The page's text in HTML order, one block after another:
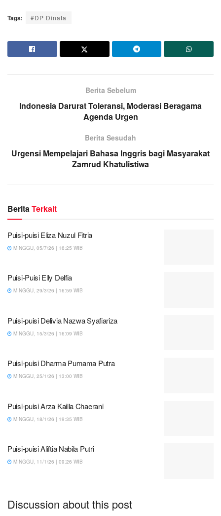
Tags: #DP Dinata
Berita Sebelum
Indonesia Darurat Toleransi, Moderasi Beragama
Agenda Urgen
Berita Sesudah
Urgensi Mempelajari Bahasa Inggris bagi Masyarakat
Zamrud Khatulistiwa
Berita Terkait
Puisi-puisi Eliza Nuzul Fitria
MINGGU, 05/7/26 | 16:25 WIB
Puisi-Puisi Elly Delfia
MINGGU, 29/3/26 | 16:59 WIB
Puisi-puisi Delivia Nazwa Syafiariza
MINGGU, 15/3/26 | 16:09 WIB
Puisi-puisi Dharma Purnama Putra
MINGGU, 25/1/26 | 13:00 WIB
Puisi-puisi Arza Kailla Chaerani
MINGGU, 18/1/26 | 19:35 WIB
Puisi-puisi Aliftia Nabila Putri
MINGGU, 11/1/26 | 09:26 WIB
Discussion about this post